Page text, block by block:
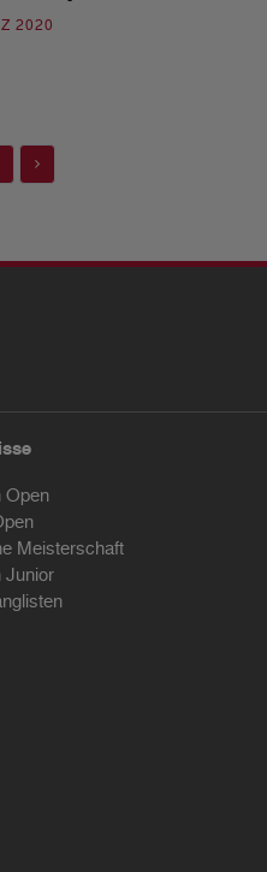
2020
Next
Open
Meisterschaft
Junior